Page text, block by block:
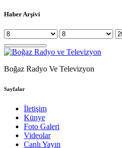
Haber Arşivi
Boğaz Radyo Ve Televizyon
Sayfalar
İletişim
Künye
Foto Galeri
Videolar
Canlı Yayın